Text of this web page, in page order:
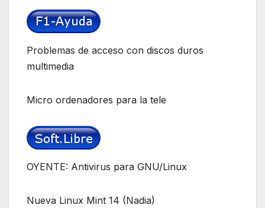
Problemas de acceso con discos duros
multimedia
Micro ordenadores para la tele
OYENTE: Antivirus para GNU/Linux
Nueva Linux Mint 14 (Nadia)